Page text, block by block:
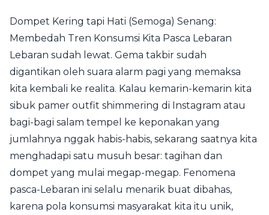
Dompet Kering tapi Hati (Semoga) Senang:
Membedah Tren Konsumsi Kita Pasca Lebaran
Lebaran sudah lewat. Gema takbir sudah
digantikan oleh suara alarm pagi yang memaksa
kita kembali ke realita. Kalau kemarin-kemarin kita
sibuk pamer outfit shimmering di Instagram atau
bagi-bagi salam tempel ke keponakan yang
jumlahnya nggak habis-habis, sekarang saatnya kita
menghadapi satu musuh besar: tagihan dan
dompet yang mulai megap-megap. Fenomena
pasca-Lebaran ini selalu menarik buat dibahas,
karena pola konsumsi masyarakat kita itu unik,